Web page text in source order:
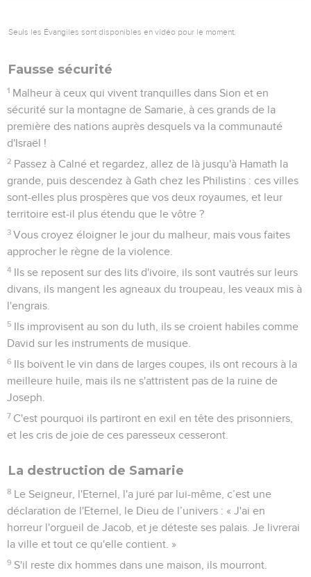
8 Le Seigneur, l'Eternel, l'a juré par lui-même, c’est une
horreur l'orgueil de Jacob, et je déteste ses palais. Je livrerai
la ville et tout ce qu'elle contient. »
9 S'il reste dix hommes dans une maison, ils mourront.
Lorsqu'un parent prendra un mort pour le brûler et qu'il
enlèvera de la maison les ossements, il dira à celui qui est au
fond de la maison : « Y a-t-il encore quelqu'un avec toi ? »
Cet homme répondra : « Personne » et l'autre dira :
l'Eternel. »
11
ruine les grandes maisons, et les petites se lézarderont.
Deux victoires pour rien
Est-ce que les chevaux courent sur un rocher, est-ce qu'on
droit en poison, et le fruit de la justice en absinthe ?
Vous vous réjouissez de ce qui n'est que néant, vous
de la puissance ? »
d'Israël, une nation qui vous opprimera depuis l'entrée de
de l’univers.
Amos 7
Contenus Versions Commentaires Strong